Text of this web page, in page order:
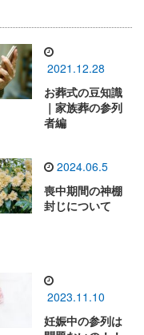
2021.12.28
お葬式の豆知識
｜家族葬の参列
者編
2024.06.5
喪中期間の神棚
封じについて
2023.11.10
妊娠中の参列は